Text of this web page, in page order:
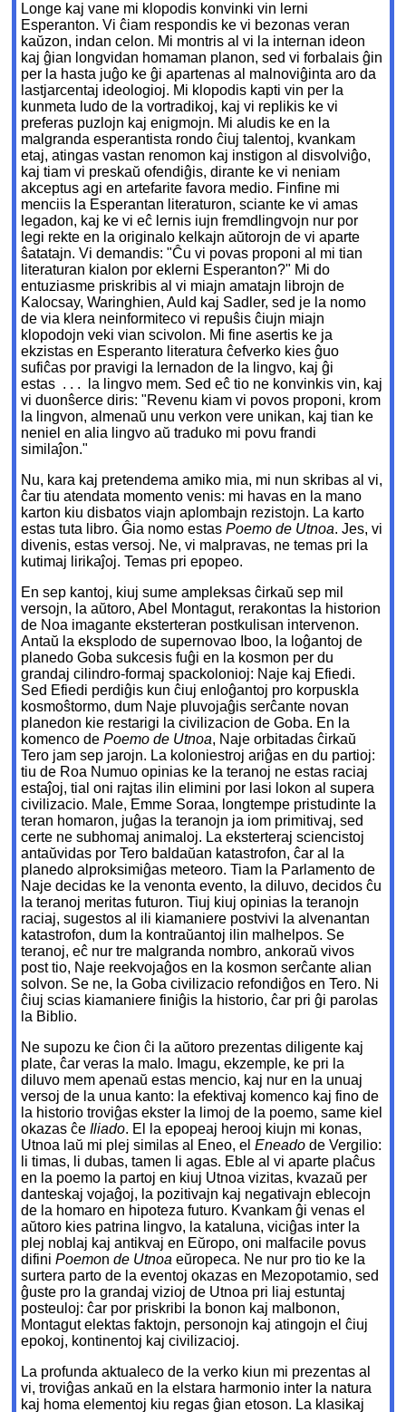
Longe kaj vane mi klopodis konvinki vin lerni
Esperanton. Vi ĉiam respondis ke vi bezonas veran
kaŭzon, indan celon. Mi montris al vi la internan ideon
kaj ĝian longvidan homaman planon, sed vi forbalais ĝin
per la hasta juĝo ke ĝi apartenas al malnoviĝinta aro da
lastjarcentaj ideologioj. Mi klopodis kapti vin per la
kunmeta ludo de la vortradikoj, kaj vi replikis ke vi
preferas puzlojn kaj enigmojn. Mi aludis ke en la
malgranda esperantista rondo ĉiuj talentoj, kvankam
etaj, atingas vastan renomon kaj instigon al disvolviĝo,
kaj tiam vi preskaŭ ofendiĝis, dirante ke vi neniam
akceptus agi en artefarite favora medio. Finfine mi
menciis la Esperantan literaturon, sciante ke vi amas
legadon, kaj ke vi eĉ lernis iujn fremdlingvojn nur por
legi rekte en la originalo kelkajn aŭtorojn de vi aparte
ŝatatajn. Vi demandis: "Ĉu vi povas proponi al mi tian
literaturan kialon por eklerni Esperanton?" Mi do
entuziasme priskribis al vi miajn amatajn librojn de
Kalocsay, Waringhien, Auld kaj Sadler, sed je la nomo
de via klera neinformiteco vi repuŝis ĉiujn miajn
klopodojn veki vian scivolon. Mi fine asertis ke ja
ekzistas en Esperanto literatura ĉefverko kies ĝuo
sufiĉas por pravigi la lernadon de la lingvo, kaj ĝi
estas . . . la lingvo mem. Sed eĉ tio ne konvinkis vin, kaj
vi duonŝerce diris: "Revenu kiam vi povos proponi, krom
la lingvon, almenaŭ unu verkon vere unikan, kaj tian ke
neniel en alia lingvo aŭ traduko mi povu frandi
similaĵon."
Nu, kara kaj pretendema amiko mia, mi nun skribas al vi,
ĉar tiu atendata momento venis: mi havas en la mano
karton kiu disbatos viajn aplombajn rezistojn. La karto
estas tuta libro. Ĝia nomo estasPoemo de Utnoa. Jes, vi
divenis, estas versoj. Ne, vi malpravas, ne temas pri la
kutimaj lirikaĵoj. Temas pri epopeo.
En sep kantoj, kiuj sume ampleksas ĉirkaŭ sep mil
versojn, la aŭtoro, Abel Montagut, rerakontas la historion
de Noa imagante eksterteran postkulisan intervenon.
Antaŭ la eksplodo de supernovao Iboo, la loĝantoj de
planedo Goba sukcesis fuĝi en la kosmon per du
grandaj cilindro-formaj spackolonioj: Naje kaj Efiedi.
Sed Efiedi perdiĝis kun ĉiuj enloĝantoj pro korpuskla
kosmoŝtormo, dum Naje pluvojaĝis serĉante novan
planedon kie restarigi la civilizacion de Goba. En la
komenco dePoemo de Utnoa, Naje orbitadas ĉirkaŭ
Tero jam sep jarojn. La koloniestroj ariĝas en du partioj:
tiu de Roa Numuo opinias ke la teranoj ne estas raciaj
estaĵoj, tial oni rajtas ilin elimini por lasi lokon al supera
civilizacio. Male, Emme Soraa, longtempe pristudinte la
teran homaron, juĝas la teranojn ja iom primitivaj, sed
certe ne subhomaj animaloj. La eksterteraj sciencistoj
antaŭvidas por Tero baldaŭan katastrofon, ĉar al la
planedo alproksimiĝas meteoro. Tiam la Parlamento de
Naje decidas ke la venonta evento, la diluvo, decidos ĉu
la teranoj meritas futuron. Tiuj kiuj opinias la teranojn
raciaj, sugestos al ili kiamaniere postvivi la alvenantan
katastrofon, dum la kontraŭantoj ilin malhelpos. Se
teranoj, eĉ nur tre malgranda nombro, ankoraŭ vivos
post tio, Naje reekvojaĝos en la kosmon serĉante alian
solvon. Se ne, la Goba civilizacio refondiĝos en Tero. Ni
ĉiuj scias kiamaniere finiĝis la historio, ĉar pri ĝi parolas
la Biblio.
Ne supozu ke ĉion ĉi la aŭtoro prezentas diligente kaj
plate, ĉar veras la malo. Imagu, ekzemple, ke pri la
diluvo mem apenaŭ estas mencio, kaj nur en la unuaj
versoj de la unua kanto: la efektivaj komenco kaj fino de
la historio troviĝas ekster la limoj de la poemo, same kiel
okazas ĉeIliado. El la epopeaj herooj kiujn mi konas,
Utnoa laŭ mi plej similas al Eneo, elEneado de Vergilio:
li timas, li dubas, tamen li agas. Eble al vi aparte plaĉus
en la poemo la partoj en kiuj Utnoa vizitas, kvazaŭ per
danteskaj vojaĝoj, la pozitivajn kaj negativajn eblecojn
de la homaro en hipoteza futuro. Kvankam ĝi venas el
aŭtoro kies patrina lingvo, la kataluna, viciĝas inter la
plej noblaj kaj antikvaj en Eŭropo, oni malfacile povus
difiniPoemon de Utnoa eŭropeca. Ne nur pro tio ke la
surtera parto de la eventoj okazas en Mezopotamio, sed
ĝuste pro la grandaj vizioj de Utnoa pri liaj estuntaj
posteuloj: ĉar por priskribi la bonon kaj malbonon,
Montagut elektas faktojn, personojn kaj atingojn el ĉiuj
epokoj, kontinentoj kaj civilizacioj.
La profunda aktualeco de la verko kiun mi prezentas al
vi, troviĝas ankaŭ en la elstara harmonio inter la natura
kaj homa elementoj kiu regas ĝian etoson. La klasikaj